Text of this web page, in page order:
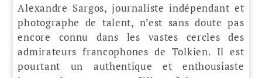
Alexandre Sargos, journaliste indépendant et
photographe de talent, n’est sans doute pas
encore connu dans les vastes cercles des
admirateurs francophones de Tolkien. Il est
pourtant un authentique et enthousiaste